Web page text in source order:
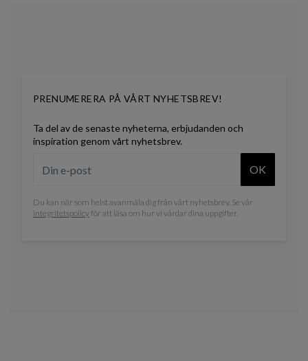
PRENUMERERA PÅ VÅRT NYHETSBREV!
Ta del av de senaste nyheterna, erbjudanden och
inspiration genom vårt nyhetsbrev.
OK
Du kan när som helst avanmäla dig från vårt nyhetsbrev. Se vår
integritetspolicyför att läsa om hur vi vårdar dina uppgifter.